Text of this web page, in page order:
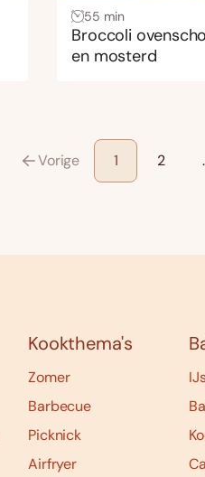
55 min
Broccoli
en mosterd
Vorige 1 2
Kookthema's
Zomer
Barbecue
Picknick
Airfryer